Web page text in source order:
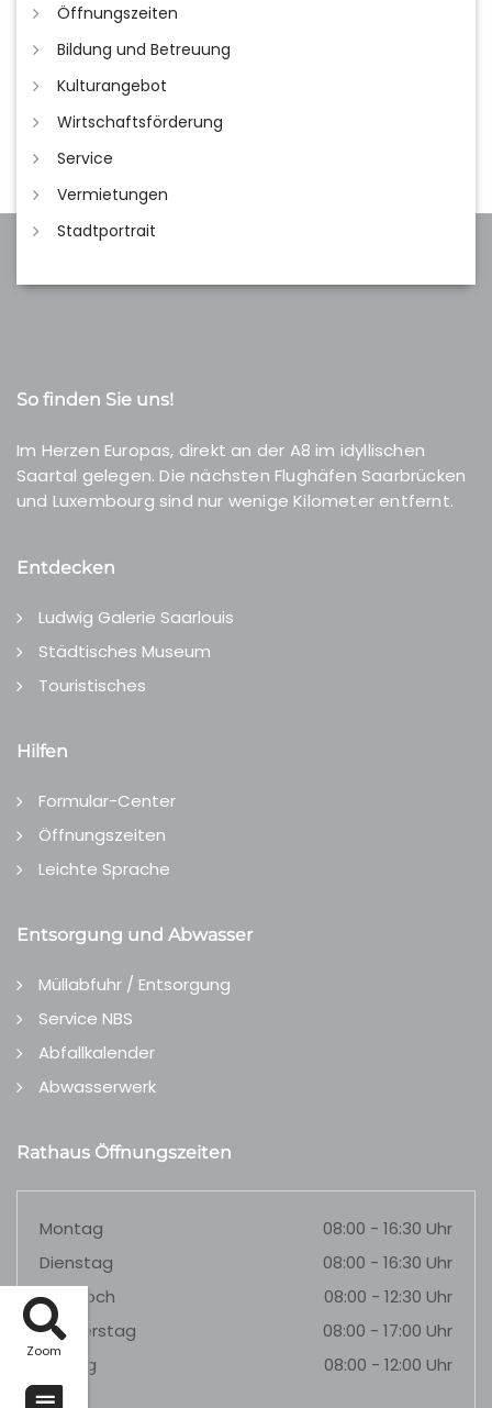
Zoom
Öffnungszeiten
Bildung und Betreuung
Kulturangebot
Wirtschaftsförderung
Service
Vermietungen
Stadtportrait
So finden Sie uns!
Im Herzen Europas, direkt an der A8 im idyllischen
Saartal gelegen. Die nächsten Flughäfen Saarbrücken
und Luxembourg sind nur wenige Kilometer entfernt.
Entdecken
Ludwig Galerie Saarlouis
Städtisches Museum
Touristisches
Hilfen
Formular-Center
Öffnungszeiten
Leichte Sprache
Entsorgung und Abwasser
Müllabfuhr / Entsorgung
Service NBS
Abfallkalender
Abwasserwerk
Rathaus Öffnungszeiten
Montag
08:00 - 16:30 Uhr
Dienstag
08:00 - 16:30 Uhr
Mittwoch
08:00 - 12:30 Uhr
Donnerstag
08:00 - 17:00 Uhr
Freitag
08:00 - 12:00 Uhr